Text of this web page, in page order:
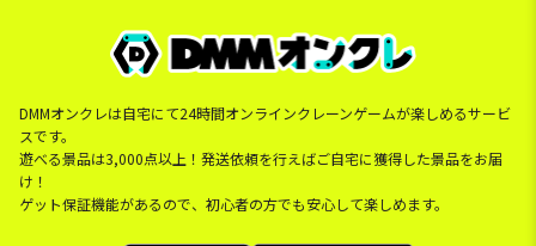
DMMオンクレは自宅にて24時間オンラインクレーンゲームが楽しめるサービ
スです。
遊べる景品は3,000点以上！発送依頼を行えばご自宅に獲得した景品をお届
け！
ゲット保証機能があるので、初心者の方でも安心して楽しめます。